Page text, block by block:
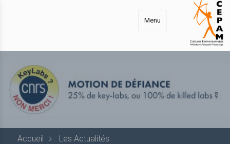
Menu
Accueil
Les Actualités